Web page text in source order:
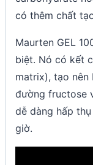
có thêm chất
Maurten GEL
biệt. Nó có kết
matrix), tạo
đường fructose
dễ dàng hấp
giờ.